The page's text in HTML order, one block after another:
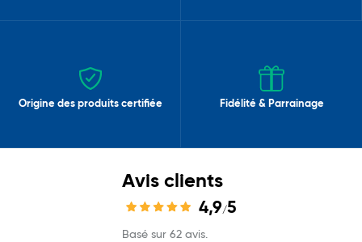
Origine des produits certifiée Fidélité & Parrainage
Avis clients
4,9/5
Basé sur 62 avis.